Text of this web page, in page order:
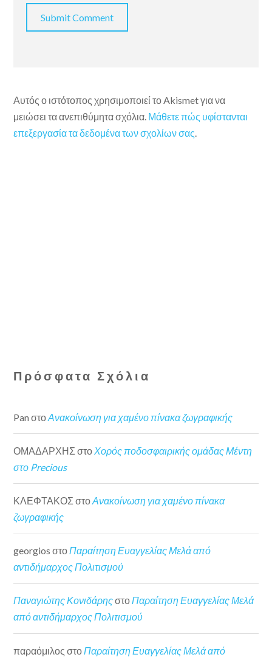
Αυτός ο ιστότοπος χρησιμοποιεί το Akismet για να
μειώσει τα ανεπιθύμητα σχόλια. Μάθετε πώς υφίστανται
επεξεργασία τα δεδομένα των σχολίων σας
Πρόσφατα Σχόλια
Pan στοΑνακοίνωση για χαμένο πίνακα ζωγραφικής
ΟΜΑΔΑΡΧΗΣ στοΧορός ποδοσφαιρικής ομάδας Μέντη
στο Precious
ΚΛΕΦΤΑΚΟΣ στοΑνακοίνωση για χαμένο πίνακα
ζωγραφικής
georgios στοΠαραίτηση Ευαγγελίας Μελά από
αντιδήμαρχος Πολιτισμού
Παναγιώτης ΚονιδάρηςστοΠαραίτηση Ευαγγελίας Μελά
από αντιδήμαρχος Πολιτισμού
παραόμιλος στο Παραίτηση Ευαγγελίας Μελά από